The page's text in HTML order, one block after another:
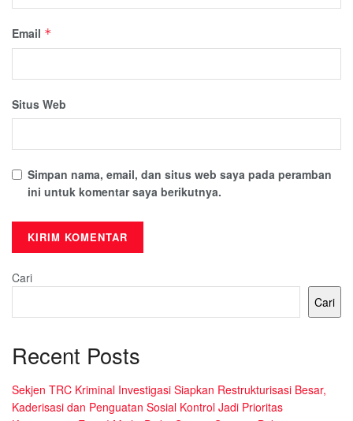
Email *
Situs Web
Simpan nama, email, dan situs web saya pada peramban
ini untuk komentar saya berikutnya.
Cari
Cari
Recent Posts
Sekjen TRC Kriminal Investigasi Siapkan Restrukturisasi Besar,
Kaderisasi dan Penguatan Sosial Kontrol Jadi Prioritas